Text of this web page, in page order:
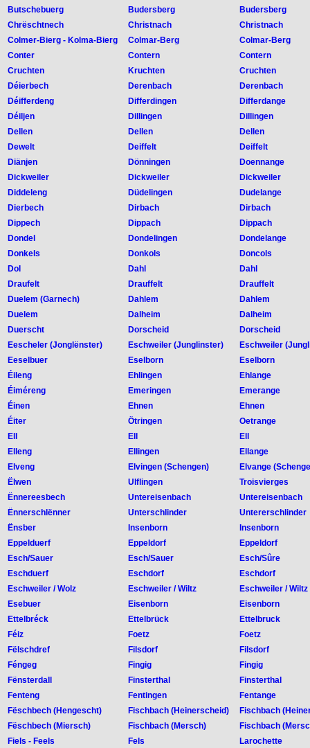
Butschebuerg
Budersberg
Budersberg
Chrëschtnech
Christnach
Christnach
Colmer-Bierg - Kolma-Bierg
Colmar-Berg
Colmar-Berg
Conter
Contern
Contern
Cruchten
Kruchten
Cruchten
Déierbech
Derenbach
Derenbach
Déifferdeng
Differdingen
Differdange
Déiljen
Dillingen
Dillingen
Dellen
Dellen
Dellen
Dewelt
Deiffelt
Deiffelt
Diänjen
Dönningen
Doennange
Dickweiler
Dickweiler
Dickweiler
Diddeleng
Düdelingen
Dudelange
Dierbech
Dirbach
Dirbach
Dippech
Dippach
Dippach
Dondel
Dondelingen
Dondelange
Donkels
Donkols
Doncols
Dol
Dahl
Dahl
Draufelt
Drauffelt
Drauffelt
Duelem (Garnech)
Dahlem
Dahlem
Duelem
Dalheim
Dalheim
Duerscht
Dorscheid
Dorscheid
Eescheler (Jonglënster)
Eschweiler (Junglinster)
Eschweiler
Eeselbuer
Eselborn
Eselborn
Éileng
Ehlingen
Ehlange
Éiméreng
Emeringen
Emerange
Éinen
Ehnen
Ehnen
Éiter
Ötringen
Oetrange
Ell
Ell
Ell
Elleng
Ellingen
Ellange
Elveng
Elvingen (Schengen)
Elvange
Ëlwen
Ulflingen
Troisvierges
Ënnereesbech
Untereisenbach
Untereisenbach
Ënnerschlënner
Unterschlinder
Untererschlinder
Ënsber
Insenborn
Insenborn
Eppelduerf
Eppeldorf
Eppeldorf
Esch/Sauer
Esch/Sauer
Esch/Sûre
Eschduerf
Eschdorf
Eschdorf
Eschweiler / Wolz
Eschweiler / Wiltz
Eschweiler / Wiltz
Esebuer
Eisenborn
Eisenborn
Ettelbréck
Ettelbrück
Ettelbruck
Féiz
Foetz
Foetz
Fëlschdref
Filsdorf
Filsdorf
Féngeg
Fingig
Fingig
Fënsterdall
Finsterthal
Finsterthal
Fenteng
Fentingen
Fentange
Fëschbech (Hengescht)
Fischbach (Heinerscheid)
Fischbach
Fëschbech (Miersch)
Fischbach (Mersch)
Fischbach
Fiels - Feels
Fels Larochette